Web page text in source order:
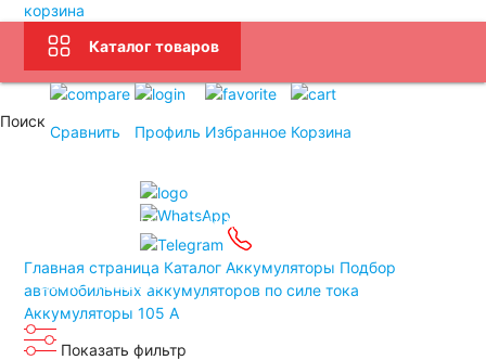
корзина
Каталог товаров
Услуги Бренды
Доставка Оплата
Прием Б/У АКБ
Санкт-Петербург
Поиск
Сравнить Профиль Избранное Корзина
Главная страница Каталог Аккумуляторы Подбор
автомобильных аккумуляторов по силе тока
Аккумуляторы 105 А
Показать фильтр